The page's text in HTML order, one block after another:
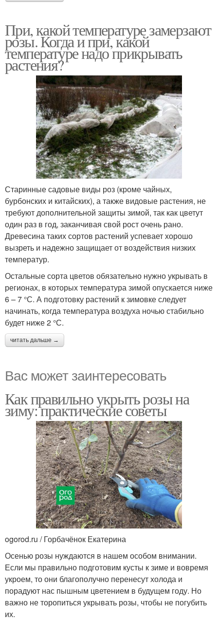
При, какой температуре замерзают
розы. Когда и при, какой
температуре надо прикрывать
растения?
Старинные садовые виды роз (кроме чайных,
бурбонских и китайских), а также видовые растения, не
требуют дополнительной защиты зимой, так как цветут
один раз в год, заканчивая свой рост очень рано.
Древесина таких сортов растений успевает хорошо
вызреть и надежно защищает от воздействия низких
температур.
Остальные сорта цветов обязательно нужно укрывать в
регионах, в которых температура зимой опускается ниже
6 – 7 °С. А подготовку растений к зимовке следует
начинать, когда температура воздуха ночью стабильно
будет ниже 2 °С.
читать дальше →
Вас может заинтересовать
Как правильно укрыть розы на
зиму: практические советы
ogorod.ru / Горбачёнок Екатерина
Осенью розы нуждаются в нашем особом внимании.
Если мы правильно подготовим кусты к зиме и вовремя
укроем, то они благополучно перенесут холода и
порадуют нас пышным цветением в будущем году. Но
важно не торопиться укрывать розы, чтобы не погубить
их.